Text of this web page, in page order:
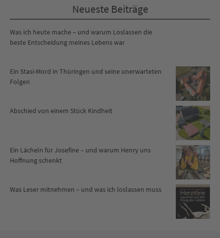
Neueste Beiträge
Was ich heute mache – und warum Loslassen die
beste Entscheidung meines Lebens war
Ein Stasi-Mord in Thüringen und seine unerwarteten
Folgen
Abschied von einem Stück Kindheit
Ein Lächeln für Josefine – und warum Henry uns
Hoffnung schenkt
Was Leser mitnehmen – und was ich loslassen muss